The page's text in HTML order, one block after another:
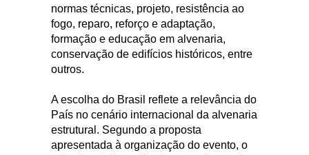
normas técnicas, projeto, resistência ao
fogo, reparo, reforço e adaptação,
formação e educação em alvenaria,
conservação de edifícios históricos, entre
outros.
A escolha do Brasil reflete a relevância do
País no cenário internacional da alvenaria
estrutural. Segundo a proposta
apresentada à organização do evento, o